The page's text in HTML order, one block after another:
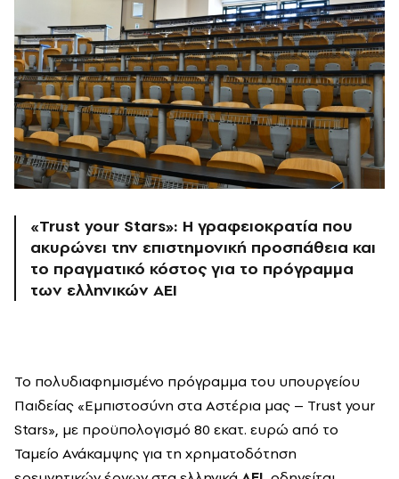
«Trust your Stars»: Η γραφειοκρατία που
ακυρώνει την επιστημονική προσπάθεια και
το πραγματικό κόστος για το πρόγραμμα
των ελληνικών ΑΕΙ
Το πολυδιαφημισμένο πρόγραμμα του υπουργείου
Παιδείας «Εμπιστοσύνη στα Αστέρια μας – Trust your
Stars», με προϋπολογισμό 80 εκατ. ευρώ από το
Ταμείο Ανάκαμψης για τη χρηματοδότηση